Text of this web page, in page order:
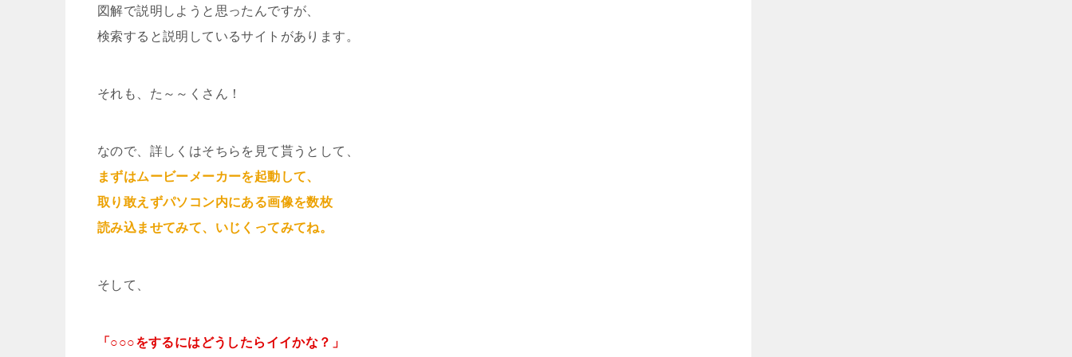
図解で説明しようと思ったんですが、
検索すると説明しているサイトがあります。
それも、た～～くさん！
なので、詳しくはそちらを見て貰うとして、
まずはムービーメーカーを起動して、
取り敢えずパソコン内にある画像を数枚
読み込ませてみて、いじくってみてね。
そして、
「○○○をするにはどうしたらイイかな？」